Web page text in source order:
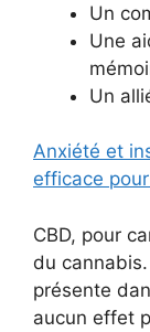
Un
Une
Un
Anxiété et
efficace
CBD, pour
du
présente
aucun effet